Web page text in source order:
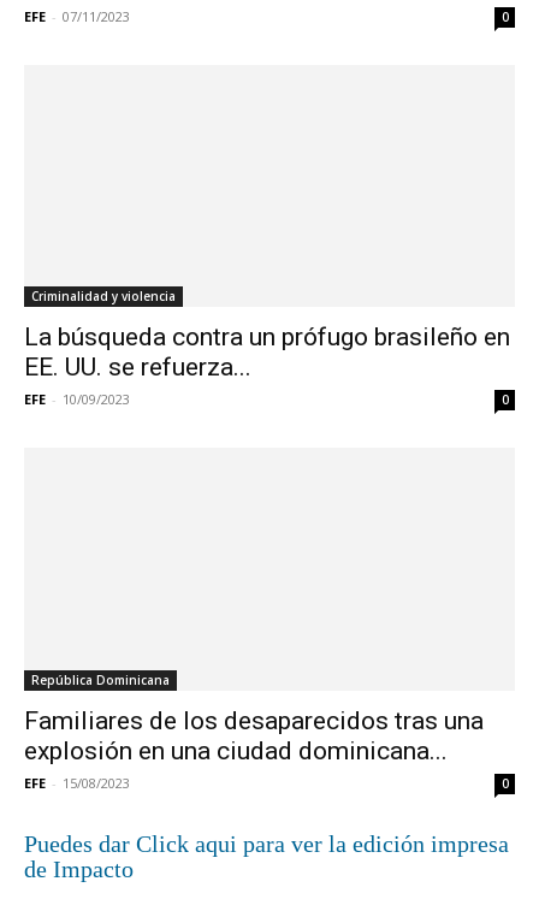
EFE - 07/11/2023 0
Criminalidad y violencia
La búsqueda contra un prófugo brasileño en
EE. UU. se refuerza...
EFE - 10/09/2023 0
República Dominicana
Familiares de los desaparecidos tras una
explosión en una ciudad dominicana...
EFE - 15/08/2023 0
Puedes dar Click aqui para ver la edición impresa
de Impacto